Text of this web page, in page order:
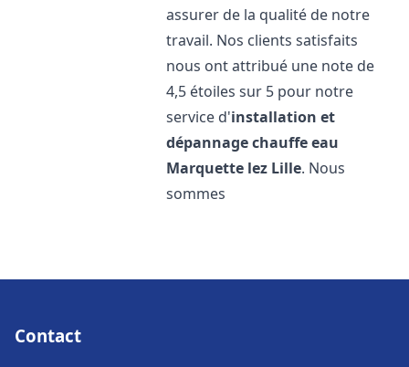
assurer de la qualité de notre
travail. Nos clients satisfaits
nous ont attribué une note de
4,5 étoiles sur 5 pour notre
service d'installation et
dépannage chauffe eau
Marquette lez Lille. Nous
sommes
Contact